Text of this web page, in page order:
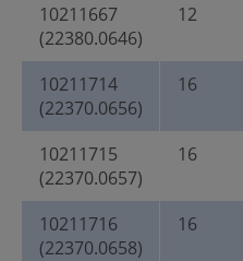
10211667
(22380.0646)
12
10211714
(22370.0656)
16
10211715
(22370.0657)
16
10211716
(22370.0658)
16